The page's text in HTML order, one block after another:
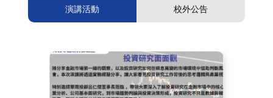
演講活動 校外公告